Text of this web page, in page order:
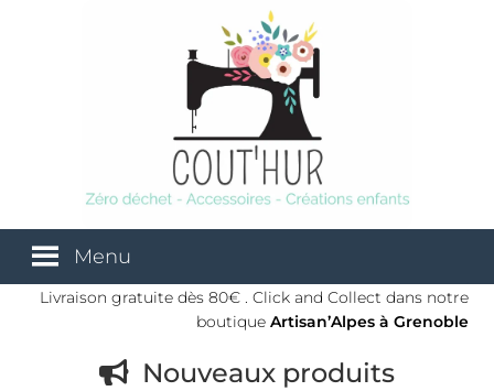
Menu
À propos
Livraison gratuite dès 80€ . Click and Collect dans notre
boutiqueArtisan’Alpes à Grenoble
Nouveaux produits